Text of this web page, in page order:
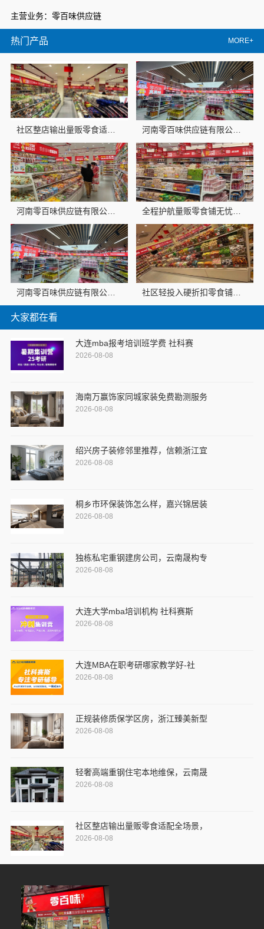
主营业务：零百味供应链
热门产品 MORE+
社区整店输出量贩零食适配全场景，河南零百味供应链有限公司
河南零百味供应链有限公司轻投入硬折扣零食长久经营
河南零百味供应链有限公司轻投入硬折扣零食长久经营
大家都在看
大连mba报考培训班学费 社科赛
2026-08-08
海南万赢饰家同城家装免费勘测服务
2026-08-08
绍兴房子装修邻里推荐，信赖浙江宜
2026-08-08
桐乡市环保装饰怎么样，嘉兴锦居装
2026-08-08
独栋私宅重钢建房公司，云南晟构专
2026-08-08
大连大学mba培训机构 社科赛斯
2026-08-08
大连MBA在职考研哪家教学好-社
2026-08-08
正规装修质保学区房，浙江臻美新型
2026-08-08
轻奢高端重钢住宅本地维保，云南晟
2026-08-08
社区整店输出量贩零食适配全场景，
2026-08-08